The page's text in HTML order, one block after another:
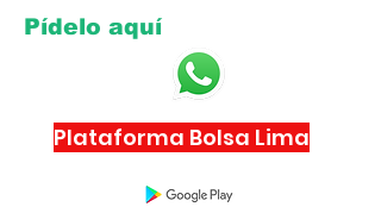
Pídelo aquí​
Plataforma Bolsa Lima